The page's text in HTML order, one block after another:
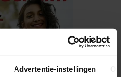
Advertentie-instellingen